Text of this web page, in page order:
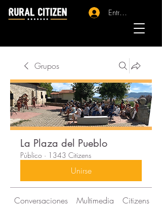
Entrar - Registro
Grupos
La Plaza del Pueblo
Público · 1343 Citizens
Unirse
Conversaciones Multimedia Citizens